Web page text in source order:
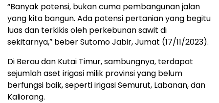
“Banyak potensi, bukan cuma pembangunan jalan
yang kita bangun. Ada potensi pertanian yang begitu
luas dan terkikis oleh perkebunan sawit di
sekitarnya,” beber Sutomo Jabir, Jumat (17/11/2023).
Di Berau dan Kutai Timur, sambungnya, terdapat
sejumlah aset irigasi milik provinsi yang belum
berfungsi baik, seperti irigasi Semurut, Labanan, dan
Kaliorang.